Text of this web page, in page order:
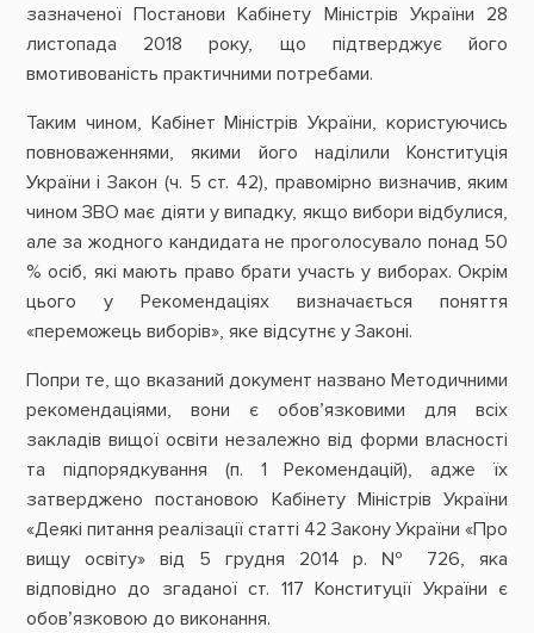
зазначеної Постанови Кабінету Міністрів України 28
листопада 2018 року, що підтверджує його
вмотивованість практичними потребами.
Таким чином, Кабінет Міністрів України, користуючись
повноваженнями, якими його наділили Конституція
України і Закон (ч. 5 ст. 42), правомірно визначив, яким
чином ЗВО має діяти у випадку, якщо вибори відбулися,
але за жодного кандидата не проголосувало понад 50
% осіб, які мають право брати участь у виборах. Окрім
цього у Рекомендаціях визначається поняття
«переможець виборів», яке відсутнє у Законі.
Попри те, що вказаний документ названо Методичними
рекомендаціями, вони є обов’язковими для всіх
закладів вищої освіти незалежно від форми власності
та підпорядкування (п. 1 Рекомендацій), адже їх
затверджено постановою Кабінету Міністрів України
«Деякі питання реалізації статті 42 Закону України «Про
вищу освіту» від 5 грудня 2014 р. № 726, яка
відповідно до згаданої ст. 117 Конституції України є
обов’язковою до виконання.